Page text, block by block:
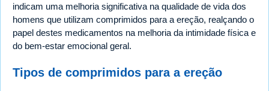
indicam uma melhoria significativa na qualidade de vida dos
homens que utilizam comprimidos para a ereção, realçando o
papel destes medicamentos na melhoria da intimidade física e
do bem-estar emocional geral.
Tipos de comprimidos para a ereção